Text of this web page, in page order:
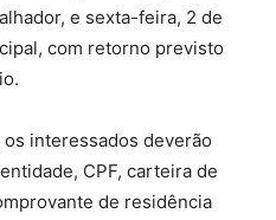
e sexta-feira, 2 de
com retorno previsto
interessados deverão
CPF, carteira de
de residência